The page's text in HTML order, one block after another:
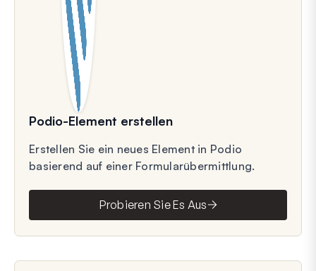
Podio-Element erstellen
Erstellen Sie ein neues Element in Podio
basierend auf einer Formularübermittlung.
Probieren Sie Es Aus